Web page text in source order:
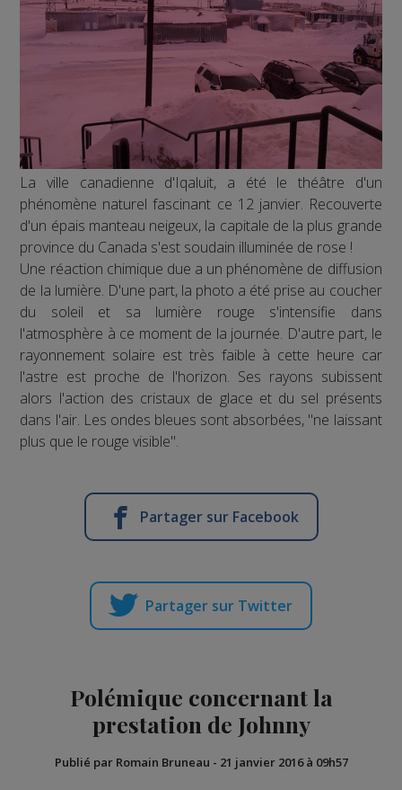
La ville canadienne d'Iqaluit, a été le théâtre d'un
phénomène naturel fascinant ce 12 janvier. Recouverte
d'un épais manteau neigeux, la capitale de la plus grande
province du Canada s'est soudain illuminée de rose !
Une réaction chimique due a un phénomène de diffusion
de la lumière. D'une part, la photo a été prise au coucher
du soleil et sa lumière rouge s'intensifie dans
l'atmosphère à ce moment de la journée. D'autre part, le
rayonnement solaire est très faible à cette heure car
l'astre est proche de l'horizon. Ses rayons subissent
alors l'action des cristaux de glace et du sel présents
dans l'air. Les ondes bleues sont absorbées, "ne laissant
plus que le rouge visible".
Partager sur Facebook
Partager sur Twitter
Polémique concernant la
prestation de Johnny
Publié par Romain Bruneau - 21 janvier 2016 à 09h57